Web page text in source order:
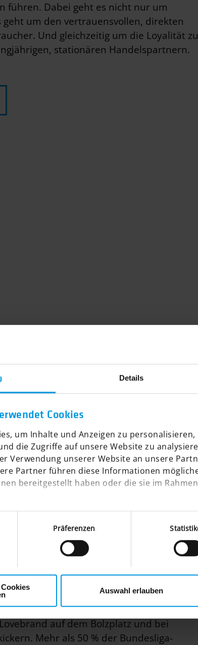
Details
Cookies
um Inhalte und Anzeigen zu
die Zugriffe auf unsere Website zu
Verwendung unserer Website an unsere
Partner führen diese Informationen
bereitgestellt haben oder die sie im
Präferenzen
Auswahl erlauben
führen. Dabei geht es nicht nur um
geht um den vertrauensvollen, direkten
Und gleichzeitig um die Loyalität zu
stationären Handelspartnern.
im B2C-Shop
auf dem Bolzplatz und bei
Mehr als 50 % der Bundesliga-